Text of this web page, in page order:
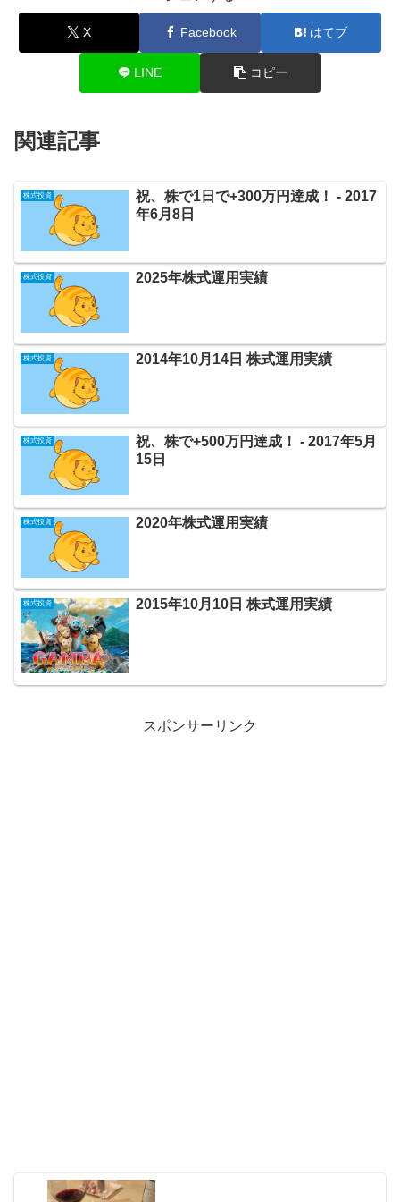
X Facebook はてブ
LINE コピー
関連記事
株式投資
祝、株で1日で+300万円達成！ ‐ 2017
年6月8日
株式投資 2025年株式運用実績
株式投資 2014年10月14日 株式運用実績
株式投資
祝、株で+500万円達成！ ‐ 2017年5月
15日
株式投資 2020年株式運用実績
株式投資 2015年10月10日 株式運用実績
スポンサーリンク